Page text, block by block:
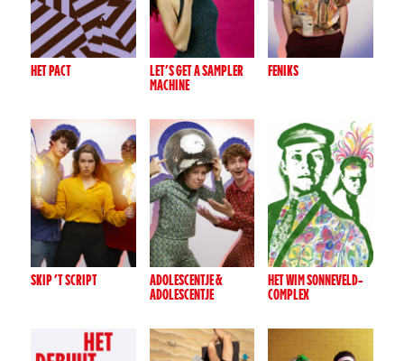
HET PACT
LET’S GET A SAMPLER
MACHINE
FENIKS
SKIP ’T SCRIPT
ADOLESCENTJE &
ADOLESCENTJE
HET WIM SONNEVELD-
COMPLEX